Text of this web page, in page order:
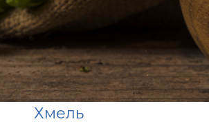
Хмель